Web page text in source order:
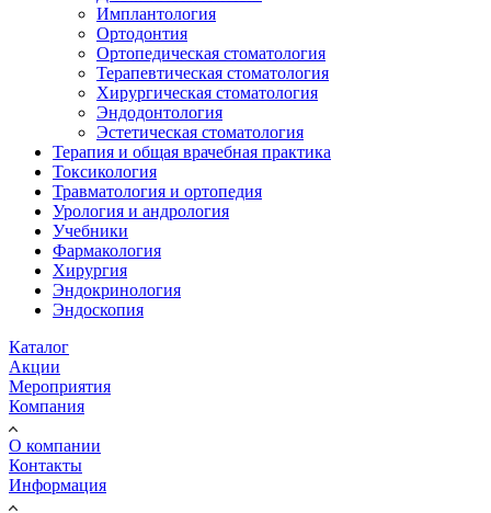
Имплантология
Ортодонтия
Ортопедическая стоматология
Терапевтическая стоматология
Хирургическая стоматология
Эндодонтология
Эстетическая стоматология
Терапия и общая врачебная практика
Токсикология
Травматология и ортопедия
Урология и андрология
Учебники
Фармакология
Хирургия
Эндокринология
Эндоскопия
Каталог
Акции
Мероприятия
Компания
О компании
Контакты
Информация